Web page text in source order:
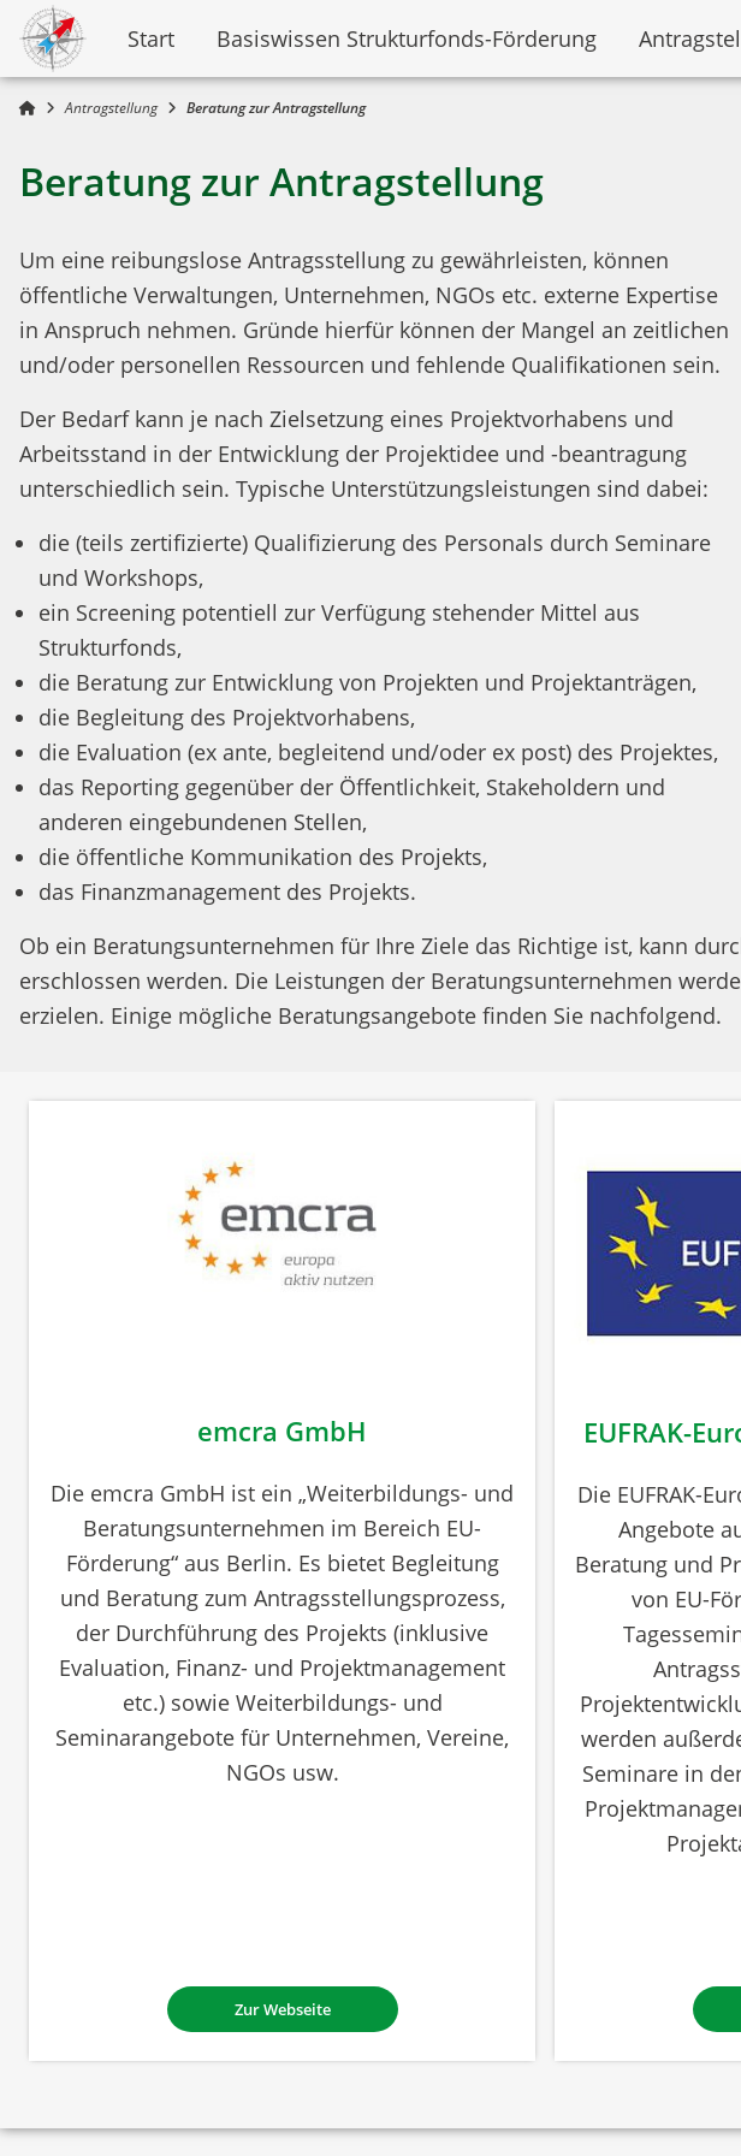
Start Basiswissen Strukturfonds-Förderung
Antragstellung Beratung zur Antragstellung
Beratung zur Antragstellung
Um eine reibungslose Antragsstellung zu gewährleisten, können
öffentliche Verwaltungen, Unternehmen, NGOs etc. externe Expertise
in Anspruch nehmen. Gründe hierfür können der Mangel an zeitlichen
und/oder personellen Ressourcen und fehlende Qualifikationen sein.
Der Bedarf kann je nach Zielsetzung eines Projektvorhabens und
Arbeitsstand in der Entwicklung der Projektidee und -beantragung
unterschiedlich sein. Typische Unterstützungsleistungen sind dabei:
die (teils zertifizierte) Qualifizierung des Personals durch Seminare
und Workshops,
ein Screening potentiell zur Verfügung stehender Mittel aus
Strukturfonds,
die Beratung zur Entwicklung von Projekten und Projektanträgen,
die Begleitung des Projektvorhabens,
die Evaluation (ex ante, begleitend und/oder ex post) des Projektes,
das Reporting gegenüber der Öffentlichkeit, Stakeholdern und
anderen eingebundenen Stellen,
die öffentliche Kommunikation des Projekts,
das Finanzmanagement des Projekts.
Ob ein Beratungsunternehmen für Ihre Ziele das Richtige ist, kann
erschlossen werden. Die Leistungen der Beratungsunternehmen
erzielen. Einige mögliche Beratungsangebote finden Sie nachfolgend.
emcra GmbH
Die emcra GmbH ist ein „Weiterbildungs- und
Beratungsunternehmen im Bereich EU-
Förderung“ aus Berlin. Es bietet Begleitung
und Beratung zum Antragsstellungsprozess,
der Durchführung des Projekts (inklusive
Evaluation, Finanz- und Projektmanagement
etc.) sowie Weiterbildungs- und
Seminarangebote für Unternehmen, Vereine,
NGOs usw.
Zur Webseite
EUFRAK-
Die EUFRAK-
Angebote
Beratung und
von EU-
werden
Seminare in